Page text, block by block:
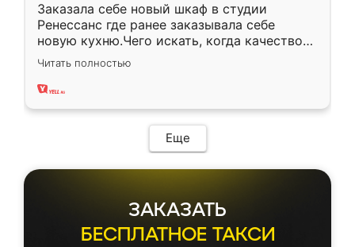
Заказала себе новый шкаф в студии
Ренессанс где ранее заказывала себе
новую кухню.Чего искать, когда качеством
вполне довольна. Служит кухня уже почти
два года, нареканий нет.
Читать полностью
Еще
ЗАКАЗАТЬ
БЕСПЛАТНОЕ ТАКСИ